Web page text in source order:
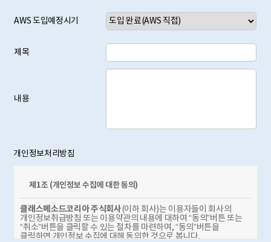
AWS 도입예정시기
제목
내용
개인정보처리방침
제1조 (개인정보 수집에 대한 동의)
클래스메소드코리아 주식회사(이하 회사)는 이용자들이 회사의
개인정보취급방침 또는 이용약관의 내용에 대하여 “동의”버튼 또는
“취소”버튼을 클릭할 수 있는 절차를 마련하여, “동의”버튼을
클릭하면 개인정보 수집에 대해 동의한 것으로 봅니다.